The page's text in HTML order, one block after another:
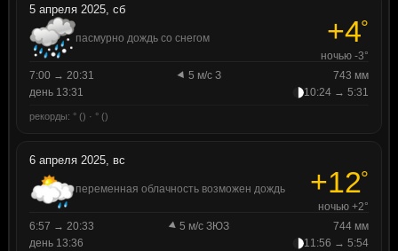
5 апреля 2025, сб
пасмурно дождь со снегом +4°
ночью -3°
7:00 → 20:31
5 м/с З
743 мм
день 13:31
10:24 → 5:31
рекорды: ° () · ° ()
6 апреля 2025, вс
переменная облачность возможен дождь +12°
ночью +2°
6:57 → 20:33
5 м/с ЗЮЗ
744 мм
день 13:36
11:56 → 5:54